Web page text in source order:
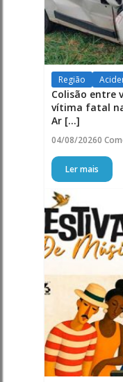
Região
Colisão entre
vítima fatal
Ar [...]
04/08/20260
Ler mais